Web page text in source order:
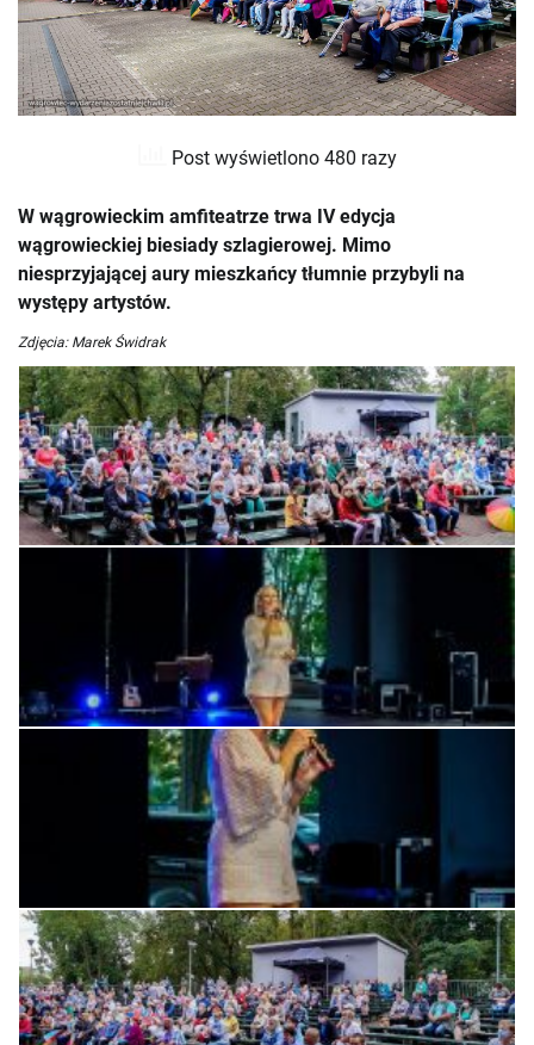
Post wyświetlono 480 razy
W wągrowieckim amfiteatrze trwa IV edycja
wągrowieckiej biesiady szlagierowej. Mimo
niesprzyjającej aury mieszkańcy tłumnie przybyli na
występy artystów.
Zdjęcia: Marek Świdrak